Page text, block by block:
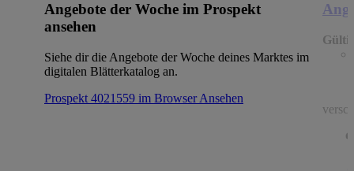
Angebote der Woche im Prospekt
ansehen
Siehe dir die Angebote der Woche deines Marktes im
digitalen Blätterkatalog an.
Prospekt 4021559 im BrowserAnsehen